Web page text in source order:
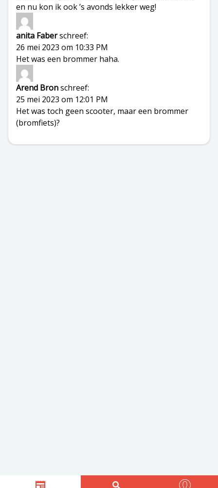
en nu kon ik ook ’s avonds lekker weg!
anita Faberschreef:
26 mei 2023 om 10:33 PM
Het was een brommer haha.
Arend Bronschreef:
25 mei 2023 om 12:01 PM
Het was toch geen scooter, maar een brommer
(bromfiets)?